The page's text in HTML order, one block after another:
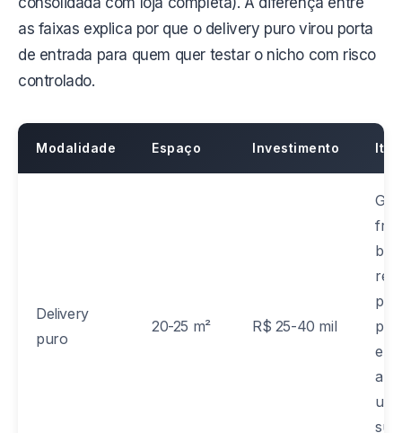
as faixas explica por que o delivery puro virou porta
de entrada para quem quer testar o nicho com risco
controlado.
Modalidade Espaço Investimento
Delivery
puro
20-25 m² R$ 25-40 mil